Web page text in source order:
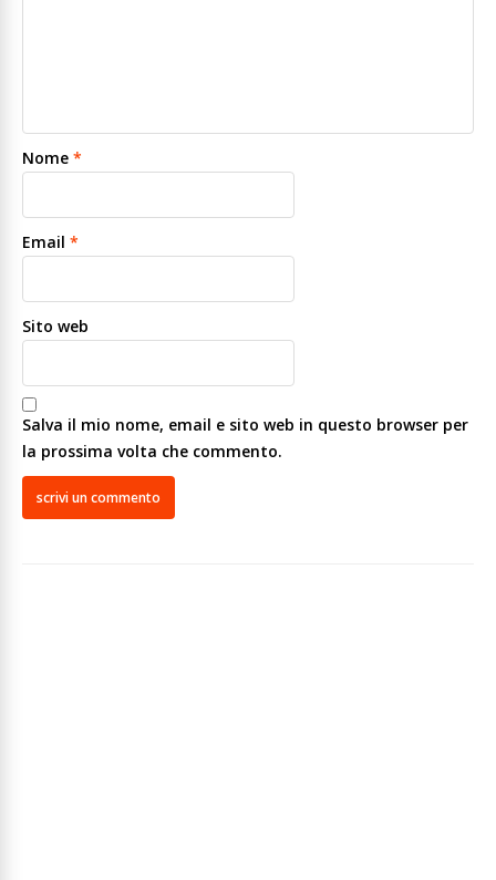
Nome *
Email *
Sito web
Salva il mio nome, email e sito web in questo browser per
la prossima volta che commento.